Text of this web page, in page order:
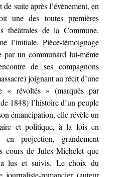
de suite après l’évènement, en
une des toutes premières
théâtrales de la Commune,
l’initiale. Pièce-témoignage
par un communard lui-même
de ses compagnons
joignant au récit d’une
« révoltés » (marqués par
1848) l’histoire d’un peuple
émancipation, elle révèle un
et politique, à la fois en
en projection, grandement
cours de Jules Michelet que
lus et suivis. Le choix du